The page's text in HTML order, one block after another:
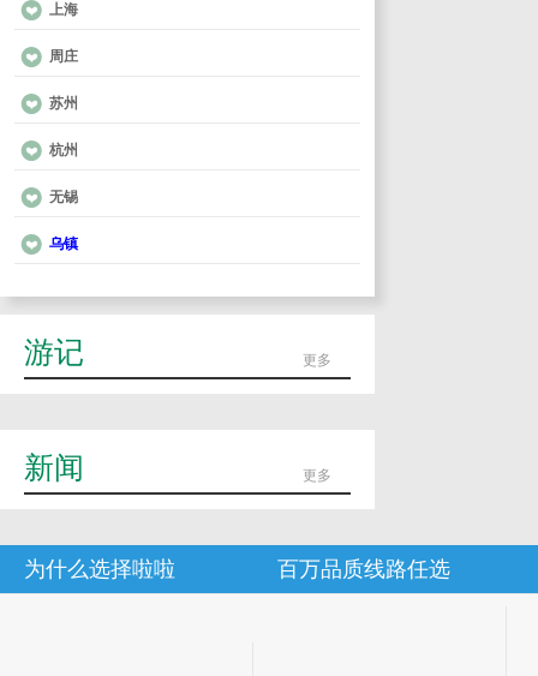
上海
周庄
苏州
杭州
无锡
乌镇
游记 更多
新闻 更多
为什么选择啦啦 百万品质线路任选